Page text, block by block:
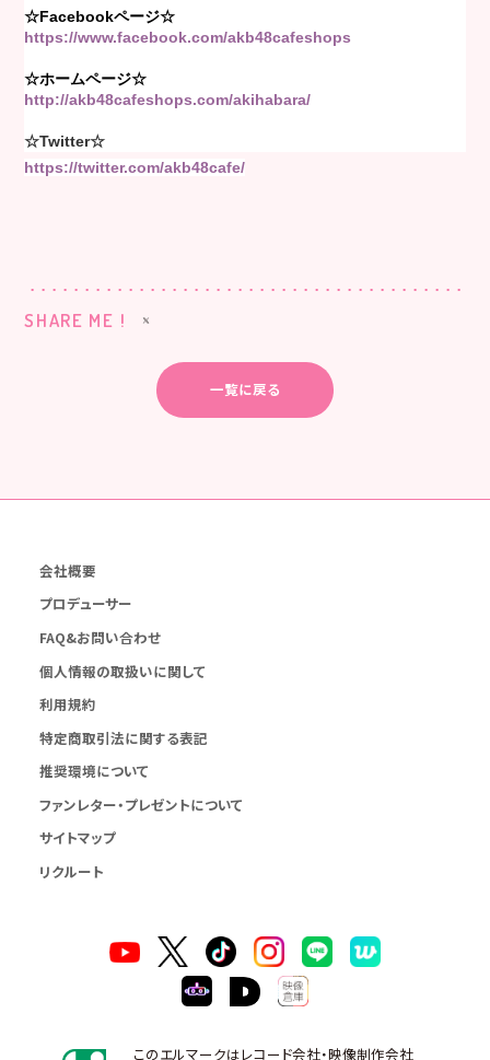
☆Facebookページ☆
https://www.facebook.com/akb48cafeshops
☆ホームページ☆
http://akb48cafeshops.com/akihabara/
☆Twitter☆
https://twitter.com/akb48cafe/
SHARE ME !
一覧に戻る
会社概要
プロデューサー
FAQ&お問い合わせ
個人情報の取扱いに関して
利用規約
特定商取引法に関する表記
推奨環境について
ファンレター・プレゼントについて
サイトマップ
リクルート
このエルマークはレコード会社・映像制作会社